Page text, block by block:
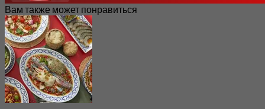
Вам также может понравиться